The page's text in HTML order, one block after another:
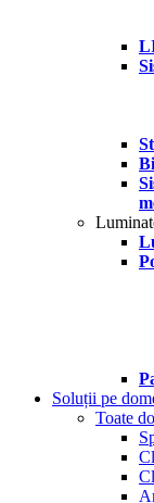
Soluții pe
Toate